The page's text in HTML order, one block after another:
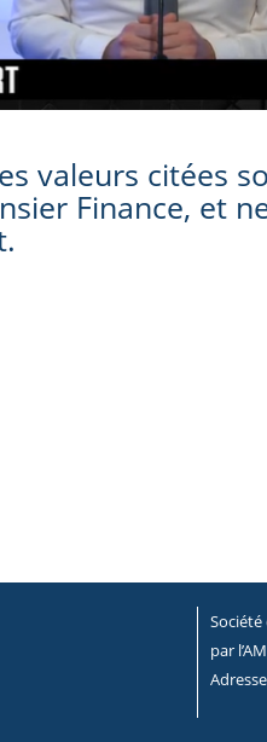
valeurs citées
Finance, et
par